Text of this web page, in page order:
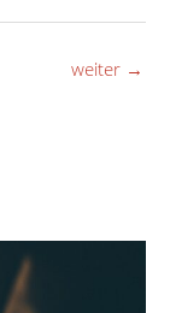
weiter →